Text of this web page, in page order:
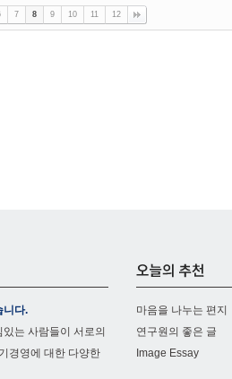
7 8 9 10 11 12
니다.
는 사람들이 서로의
경영에 대한 다양한
마음을 나누는 편지
연구원의 좋은 글
Image Essay